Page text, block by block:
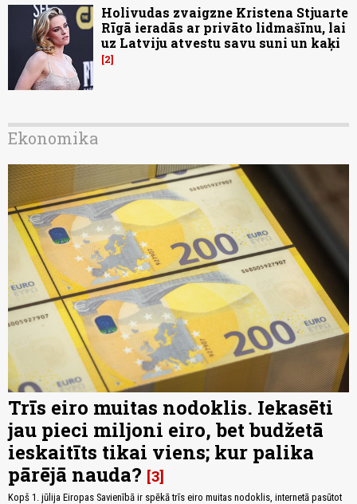
Holivudas zvaigzne Kristena Stjuarte
Rīgā ieradās ar privāto lidmašīnu, lai
uz Latviju atvestu savu suni un kaķi
2
Ekonomika
Trīs eiro muitas nodoklis. Iekasēti
jau pieci miljoni eiro, bet budžetā
ieskaitīts tikai viens; kur palika
pārējā nauda? 3
Kopš 1. jūlija Eiropas Savienībā ir spēkā trīs eiro muitas nodoklis, internetā pasūtot